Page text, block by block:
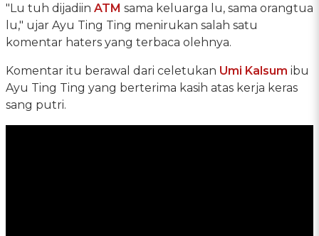
"Lu tuh dijadiin ATM sama keluarga lu, sama orangtua
lu," ujar Ayu Ting Ting menirukan salah satu
komentar haters yang terbaca olehnya.
Komentar itu berawal dari celetukan Umi Kalsum ibu
Ayu Ting Ting yang berterima kasih atas kerja keras
sang putri.